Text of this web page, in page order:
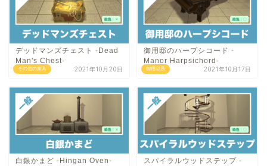
その他の家具
デッドマンズチェスト -Dead
Man's Chest-
2021年10月20日 御用邸系
御用邸のハープシコード -
Manor Harpsichord-
2021年10月17日
白銀かまど -Hingan Oven-
スパイラルウッドステップ -